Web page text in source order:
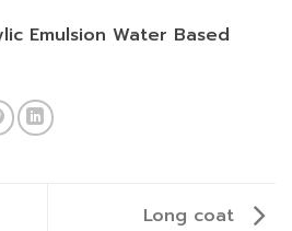
Emulsion Water Based
Long coat